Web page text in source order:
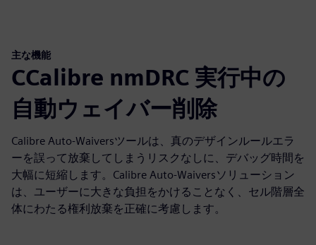
主な機能
CCalibre nmDRC 実行中の
自動ウェイバー削除
Calibre Auto-Waiversツールは、真のデザインルールエラ
ーを誤って放棄してしまうリスクなしに、デバッグ時間を
大幅に短縮します。Calibre Auto-Waiversソリューション
は、ユーザーに大きな負担をかけることなく、セル階層全
体にわたる権利放棄を正確に考慮します。